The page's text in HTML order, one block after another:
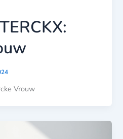
Vrouw